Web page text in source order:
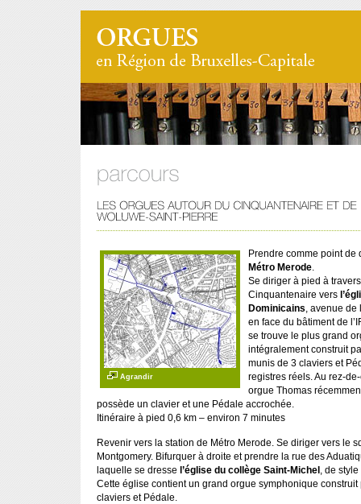
Agrandir
Prendre comme point de
Métro Merode.
Se diriger à pied à
Cinquantenaire vers
Dominicains, avenue de
en face du bâtiment de
se trouve le plus grand
intégralement construit
munis de 3 claviers et
registres réels. Au rez-
orgue Thomas
possède un clavier et une Pédale accrochée.
Itinéraire à pied 0,6 km – environ 7 minutes
Revenir vers la station de Métro Merode. Se diriger vers le
Montgomery. Bifurquer à droite et prendre la rue des
laquelle se dresse l’église du collège Saint-Michel, de
Cette église contient un grand orgue symphonique construit
claviers et Pédale.